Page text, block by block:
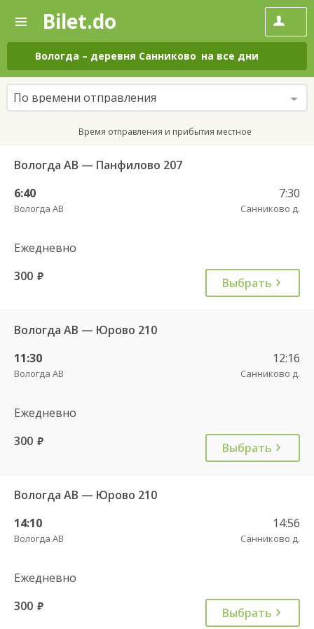
—
Поиск
и
покупка
билетов
на
автобус
онлайн
Bilet.do
Вологда – деревня Санниково на все дни
По времени отправления
Время отправления и прибытия местное
Вологда АВ — Панфилово 207
6:40
Вологда АВ
7:30
Санниково д.
Ежедневно
300 руб. Выбрать
Вологда АВ — Юрово 210
11:30
Вологда АВ
12:16
Санниково д.
Ежедневно
300 руб. Выбрать
Вологда АВ — Юрово 210
14:10
Вологда АВ
14:56
Санниково д.
Ежедневно
300 руб. Выбрать